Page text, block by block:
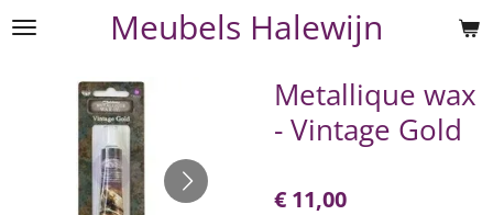
Ga
hoofdinhoud
Meubels Halewijn
Metallique wax
- Vintage Gold
€ 11,00